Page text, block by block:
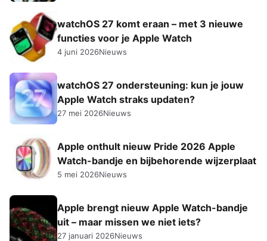
watchOS 27 komt eraan – met 3 nieuwe
functies voor je Apple Watch
4 juni 2026Nieuws
watchOS 27 ondersteuning: kun je jouw
Apple Watch straks updaten?
27 mei 2026Nieuws
Apple onthult nieuw Pride 2026 Apple
Watch-bandje en bijbehorende wijzerplaat
5 mei 2026Nieuws
Apple brengt nieuw Apple Watch-bandje
uit – maar missen we niet iets?
27 januari 2026Nieuws